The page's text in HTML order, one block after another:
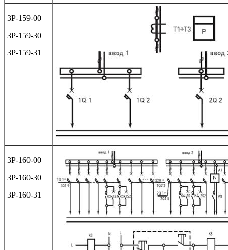
3Р-159-00
3Р-159-30
3Р-159-31
3Р-160-00
3Р-160-30
3Р-160-31